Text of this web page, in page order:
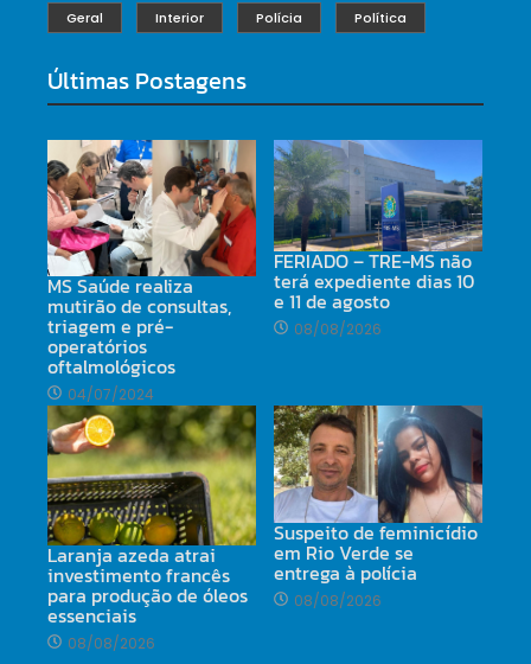
Geral Interior Polícia Política
Últimas Postagens
MS Saúde realiza
mutirão de consultas,
triagem e pré-
operatórios
oftalmológicos
04/07/2024
FERIADO – TRE-MS não
terá expediente dias 10
e 11 de agosto
08/08/2026
Laranja azeda atrai
investimento francês
para produção de óleos
essenciais
08/08/2026
Suspeito de feminicídio
em Rio Verde se
entrega à polícia
08/08/2026